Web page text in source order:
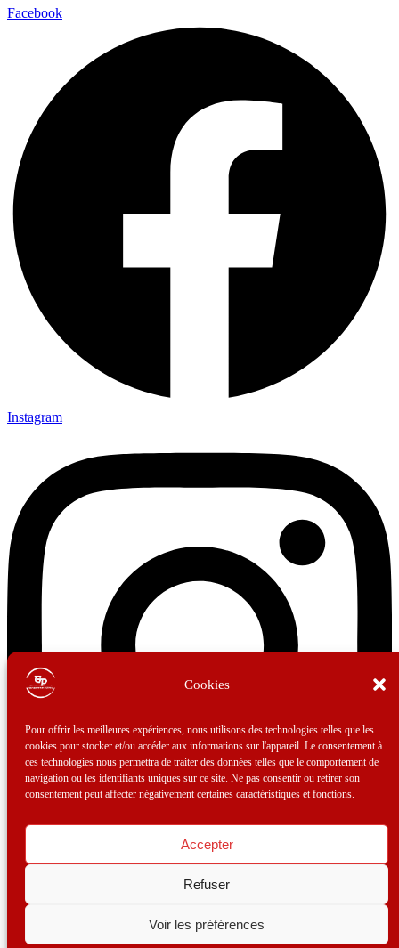
Cookies
Pour offrir les meilleures expériences, nous utilisons des technologies telles que les
cookies pour stocker et/ou accéder aux informations sur l'appareil. Le consentement à
ces technologies nous permettra de traiter des données telles que le comportement de
navigation ou les identifiants uniques sur ce site. Ne pas consentir ou retirer son
consentement peut affecter négativement certaines caractéristiques et fonctions.
Accepter
Refuser
Voir les préférences
Facebook
Instagram
Cookie (FR)–Politique de confidentialité